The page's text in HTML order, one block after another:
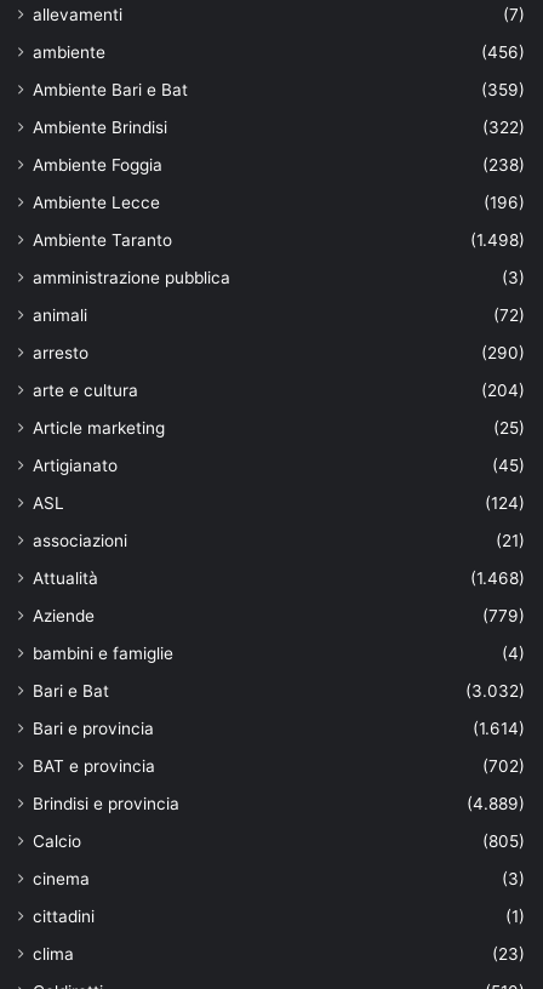
allevamenti
(7)
ambiente
(456)
Ambiente Bari e Bat
(359)
Ambiente Brindisi
(322)
Ambiente Foggia
(238)
Ambiente Lecce
(196)
Ambiente Taranto
(1.498)
amministrazione pubblica
(3)
animali
(72)
arresto
(290)
arte e cultura
(204)
Article marketing
(25)
Artigianato
(45)
ASL
(124)
associazioni
(21)
Attualità
(1.468)
Aziende
(779)
bambini e famiglie
(4)
Bari e Bat
(3.032)
Bari e provincia
(1.614)
BAT e provincia
(702)
Brindisi e provincia
(4.889)
Calcio
(805)
cinema
(3)
cittadini
(1)
clima
(23)